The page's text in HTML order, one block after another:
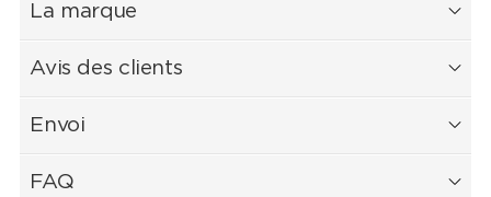
La marque
Avis des clients
Envoi
FAQ